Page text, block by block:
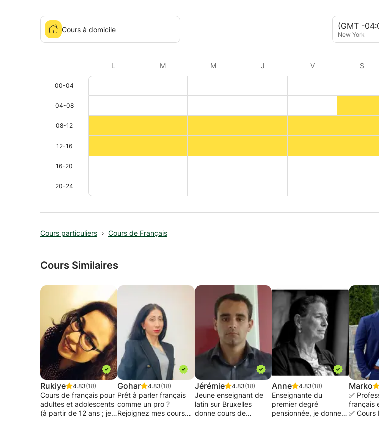
(GMT -
New York
Cours à domicile
L M M J V S
00-04
04-08
08-12
12-16
16-20
20-24
Cours particuliers Cours de Français
Cours Similaires
Rukiye 4.83(18)
Cours de français pour
adultes et adolescents
(à partir de 12 ans ; je
Gohar 4.83(18)
Prêt à parler français
comme un pro ?
Rejoignez mes cours
Jérémie 4.83(18)
Jeune enseignant de
latin sur Bruxelles
donne cours de
Anne 4.83(18)
Enseignante du
premier degré
pensionnée, je donne
Marko
✅
français
✅